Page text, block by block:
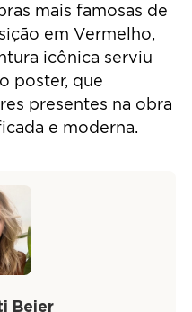
mais famosas de
em Vermelho,
icônica serviu
poster, que
presentes na obra
e moderna.
Beier